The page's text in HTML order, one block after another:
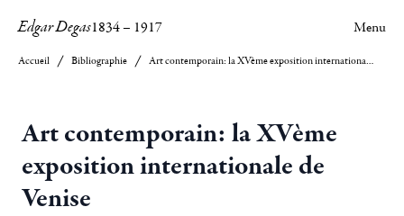
Edgar Degas1834– 1917 Menu
Accueil Bibliographie Art contemporain: la XVème exposition internationale de Venise
Art contemporain: la XVème
exposition internationale de
Venise